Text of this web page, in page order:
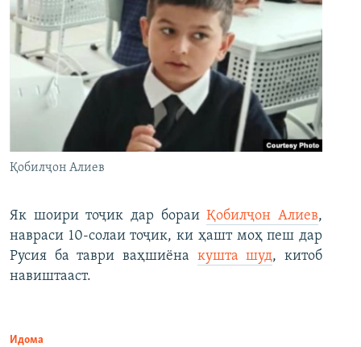
Қобилҷон Алиев
Як шоири тоҷик дар бораиҚобилҷон Алиев,
навраси 10-солаи тоҷик, ки ҳашт моҳ пеш дар
Русия ба таври ваҳшиёна кушта шуд, китоб
навиштааст.
Идома